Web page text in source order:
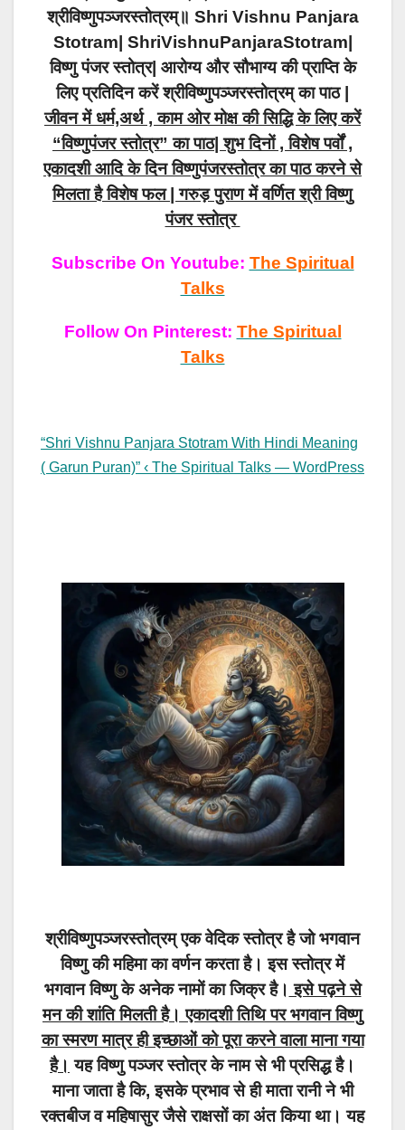
श्रीविष्णुपञ्जरस्तोत्रम्॥ Shri Vishnu Panjara
Stotram| ShriVishnuPanjaraStotram|
विष्णु पंजर स्तोत्र| आरोग्य और सौभाग्य की प्राप्ति के
लिए प्रतिदिन करें श्रीविष्णुपञ्जरस्तोत्रम् का पाठ |
जीवन में धर्म,अर्थ , काम ओर मोक्ष की सिद्धि के लिए करें
“विष्णुपंजर स्तोत्र” का पाठ| शुभ दिनों , विशेष पर्वों ,
एकादशी आदि के दिन विष्णुपंजरस्तोत्र का पाठ करने से
मिलता है विशेष फल | गरुड़ पुराण में वर्णित श्री विष्णु
पंजर स्तोत्र
Subscribe On Youtube: The Spiritual
Talks
Follow On Pinterest: The Spiritual
Talks
“Shri Vishnu Panjara Stotram With Hindi Meaning
( Garun Puran)” ‹ The Spiritual Talks — WordPress
श्रीविष्णुपञ्जरस्तोत्रम् एक वेदिक स्तोत्र है जो भगवान
विष्णु की महिमा का वर्णन करता है। इस स्तोत्र में
भगवान विष्णु के अनेक नामों का जिक्र है। इसे पढ़ने से
मन की शांति मिलती है। एकादशी तिथि पर भगवान विष्णु
का स्मरण मात्र ही इच्छाओं को पूरा करने वाला माना गया
है। यह विष्णु पञ्जर स्तोत्र के नाम से भी प्रसिद्ध है।
माना जाता है कि, इसके प्रभाव से ही माता रानी ने भी
रक्तबीज व महिषासुर जैसे राक्षसों का अंत किया था। यह